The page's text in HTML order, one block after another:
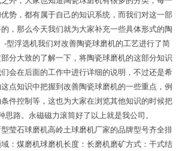
势，都有属于自己的知识系统，而我们对这一部
，那么今天我们就为大家补充一些具体形式的陶
-型浮选机我们对改善陶瓷球磨机的工艺进行了简
分大致的了解一下，将陶瓷球磨机的这部分知识
会在后面的工作中进行详细的说明，不过还是希
点知识中把握到改善陶瓷球磨机的一些重点，例
件控制等，这也为大家在浏览其他知识的时候把
思路。永磁磁力滚筒好了以上就是我公司。
莹石球磨机高岭土球磨机厂家的品牌型号齐全排
：煤磨机球磨机长度：长磨机磨矿方式：干式结